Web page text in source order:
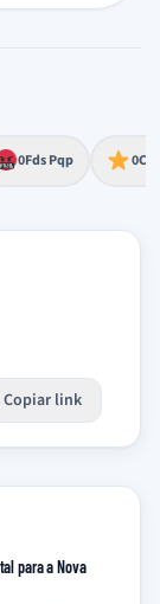
0Fds Pqpextremo 0
Copiar link
para a Nova